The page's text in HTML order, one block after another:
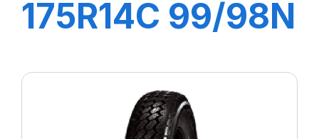
175R14C 99/98N